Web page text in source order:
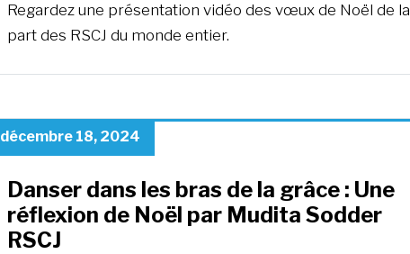
Regardez une présentation vidéo des vœux de Noël de la
part des RSCJ du monde entier.
décembre 18, 2024
Danser dans les bras de la grâce : Une
réflexion de Noël par Mudita Sodder
RSCJ